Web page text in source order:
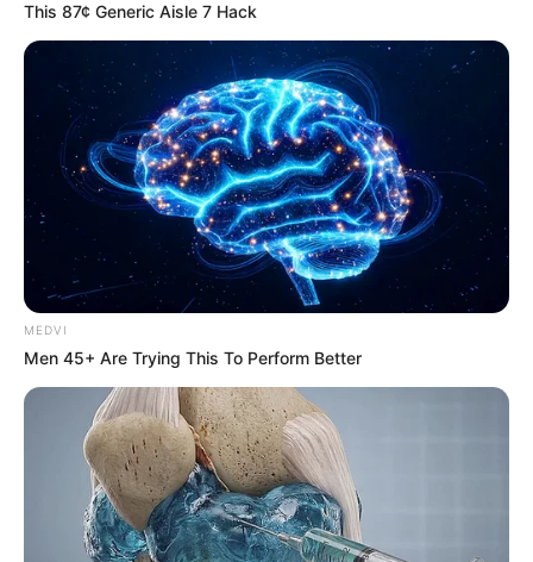
A Museum To Rihanna's Glory Could Soon Be
Opened
BRAINBERRIES
Why this ordinary drink is the secret to feeling
your best every day
This 87¢ Generic Aisle 7 Hack
MEDVI
Men 45+ Are Trying This To Perform Better